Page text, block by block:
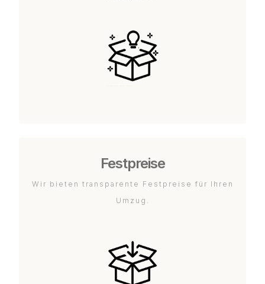
Festpreise
Wir bieten transparente Festpreise für Ihren
Umzug.